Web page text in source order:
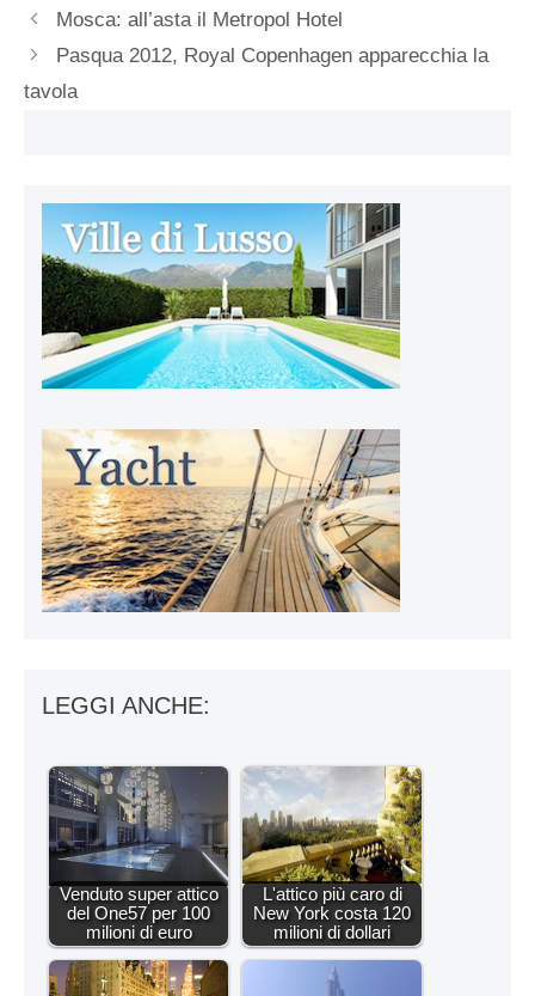
Mosca: all’asta il Metropol Hotel
Pasqua 2012, Royal Copenhagen apparecchia la
tavola
LEGGI ANCHE:
Venduto super attico
del One57 per 100
milioni di euro
L'attico più caro di
New York costa 120
milioni di dollari